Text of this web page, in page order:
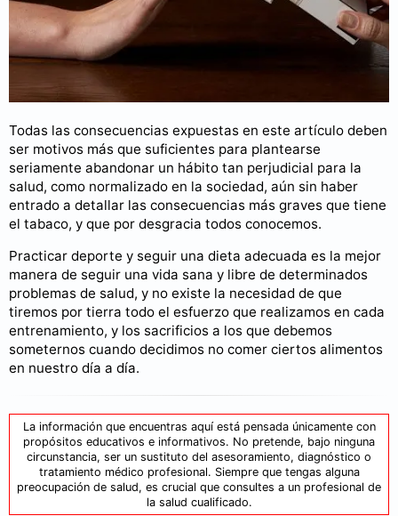
Todas las consecuencias expuestas en este artículo deben
ser motivos más que suficientes para plantearse
seriamente abandonar un hábito tan perjudicial para la
salud, como normalizado en la sociedad, aún sin haber
entrado a detallar las consecuencias más graves que tiene
el tabaco, y que por desgracia todos conocemos.
Practicar deporte y seguir una dieta adecuada es la mejor
manera de seguir una vida sana y libre de determinados
problemas de salud, y no existe la necesidad de que
tiremos por tierra todo el esfuerzo que realizamos en cada
entrenamiento, y los sacrificios a los que debemos
someternos cuando decidimos no comer ciertos alimentos
en nuestro día a día.
La información que encuentras aquí está pensada únicamente con
propósitos educativos e informativos. No pretende, bajo ninguna
circunstancia, ser un sustituto del asesoramiento, diagnóstico o
tratamiento médico profesional. Siempre que tengas alguna
preocupación de salud, es crucial que consultes a un profesional de
la salud cualificado.